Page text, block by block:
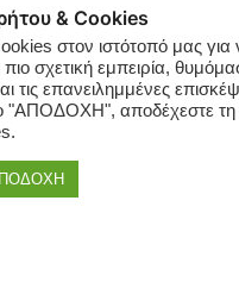
& Cookies
στον ιστότοπό μας για
σχετική εμπειρία,
τις επανειλημμένες
"ΑΠΟΔΟΧΗ", αποδέχεστε